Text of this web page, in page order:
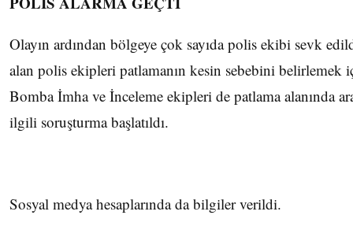
Olayın ardından bölgeye çok sayıda polis ekibi sevk
alan polis ekipleri patlamanın kesin sebebini belirlemek
Bomba İmha ve İnceleme ekipleri de patlama alanında
ilgili soruşturma başlatıldı.
Sosyal medya hesaplarında da bilgiler verildi.